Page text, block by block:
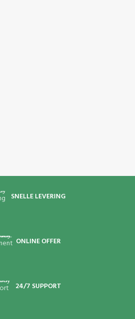
SNELLE LEVERING
ONLINE OFFER
24/7 SUPPORT